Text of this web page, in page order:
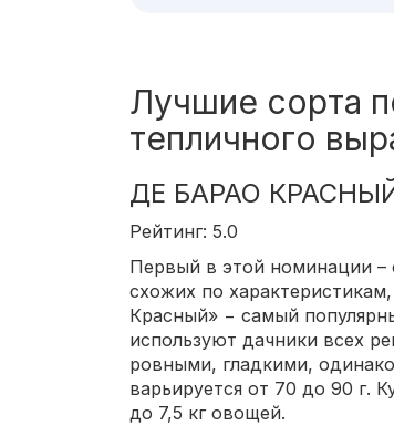
Лучшие сорта
тепличного
ДЕ БАРАО
Рейтинг: 5.0
Первый в этой номинации –
схожих по
Красный» − самый
используют дачники всех
ровными, гладкими,
варьируется от 70 до 90 г.
до 7,5 кг овощей.